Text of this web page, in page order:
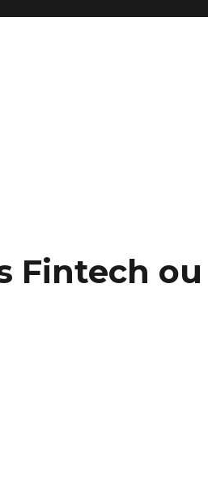
Fintech ou